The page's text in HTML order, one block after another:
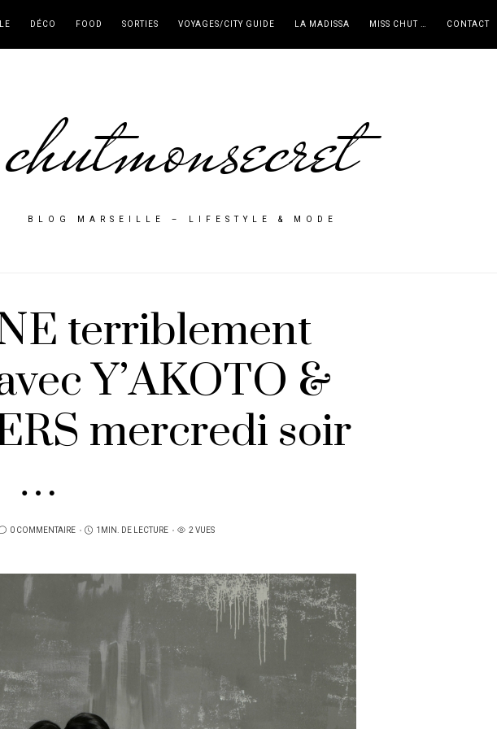
DÉCO FOOD SORTIES VOYAGES/CITY GUIDE LA MADISSA MISS CHUT … CONTACT
chutmonsecret
BLOG MARSEILLE – LIFESTYLE & MODE
terriblement
Y’AKOTO &
mercredi soir
…
0 COMMENTAIRE 1MIN. DE LECTURE 2 VUES